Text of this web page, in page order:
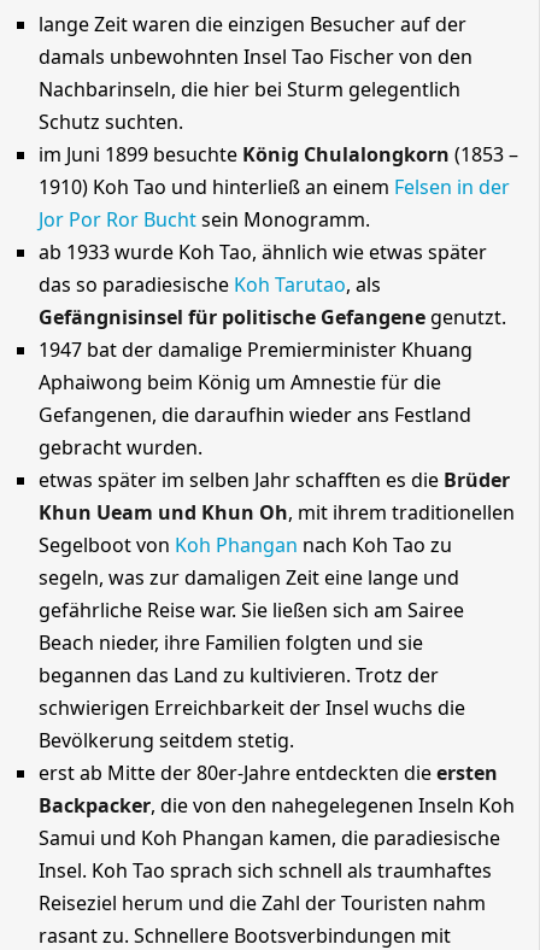
lange Zeit waren die einzigen Besucher auf der
damals unbewohnten Insel Tao Fischer von den
Nachbarinseln, die hier bei Sturm gelegentlich
Schutz suchten.
im Juni 1899 besuchte König Chulalongkorn (1853 –
1910) Koh Tao und hinterließ an einem Felsen in der
Jor Por Ror Buchtsein Monogramm.
ab 1933 wurde Koh Tao, ähnlich wie etwas später
das so paradiesische Koh Tarutao, als
Gefängnisinsel für politische Gefangenegenutzt.
1947 bat der damalige Premierminister Khuang
Aphaiwong beim König um Amnestie für die
Gefangenen, die daraufhin wieder ans Festland
gebracht wurden.
etwas später im selben Jahr schafften es die Brüder
Khun Ueam und Khun Oh, mit ihrem traditionellen
Segelboot von Koh Phangan nach Koh Tao zu
segeln, was zur damaligen Zeit eine lange und
gefährliche Reise war. Sie ließen sich am Sairee
Beach nieder, ihre Familien folgten und sie
begannen das Land zu kultivieren. Trotz der
schwierigen Erreichbarkeit der Insel wuchs die
Bevölkerung seitdem stetig.
erst ab Mitte der 80er-Jahre entdeckten dieersten
Backpacker, die von den nahegelegenen Inseln Koh
Samui und Koh Phangan kamen, die paradiesische
Insel. Koh Tao sprach sich schnell als traumhaftes
Reiseziel herum und die Zahl der Touristen nahm
rasant zu. Schnellere Bootsverbindungen mit